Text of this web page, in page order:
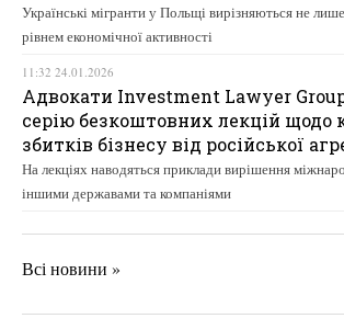
Українські мігранти у Польщі вирізняються не
рівнем економічної активності
11:32 24.01.2026
Адвокати Investment Lawyer
серію безкоштовних лекцій щодо
збитків бізнесу від російської
На лекціях наводяться приклади вирішення
іншими державами та компаніями
Всі новини »